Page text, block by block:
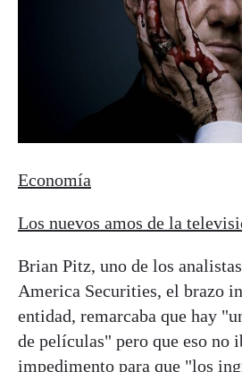
Economía
Los nuevos amos de la
Brian Pitz, uno de los
America Securities, el brazo
entidad, remarcaba que hay
de películas" pero que eso no
impedimento para que "los